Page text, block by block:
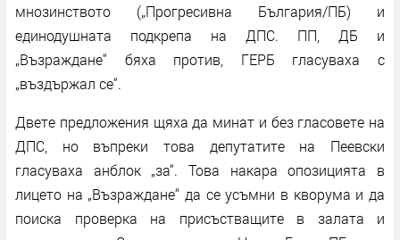
мнозинството („Прогресивна България/ПБ) и
единодушната подкрепа на ДПС. ПП, ДБ и
„Възраждане“ бяха против, ГЕРБ гласуваха с
„въздържал се“.
Двете предложения щяха да минат и без гласовете на
ДПС, но въпреки това депутатите на Пеевски
гласуваха анблок „за“. Това накара опозицията в
лицето на „Възраждане“ да се усъмни в кворума и да
поиска проверка на присъстващите в залата и